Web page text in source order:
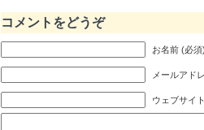
コメントをどうぞ
お名前 (必須)
メールアド
ウェブサイト